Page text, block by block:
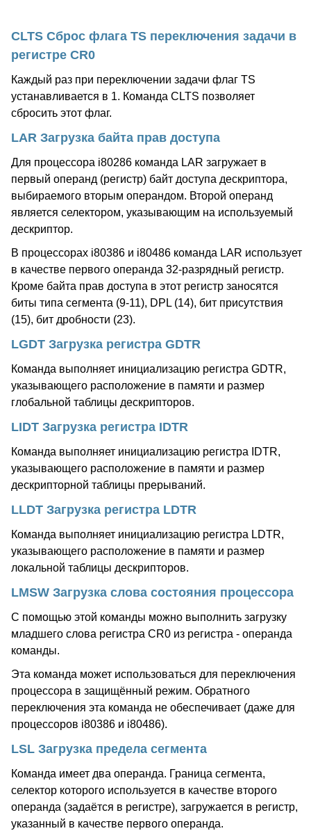
CLTS Сброс флага TS переключения задачи в
регистре CR0
Каждый раз при переключении задачи флаг TS
устанавливается в 1. Команда CLTS позволяет
сбросить этот флаг.
LAR Загрузка байта прав доступа
Для процессора i80286 команда LAR загружает в
первый операнд (регистр) байт доступа дескриптора,
выбираемого вторым операндом. Второй операнд
является селектором, указывающим на используемый
дескриптор.
В процессорах i80386 и i80486 команда LAR использует
в качестве первого операнда 32-разрядный регистр.
Кроме байта прав доступа в этот регистр заносятся
биты типа сегмента (9-11), DPL (14), бит присутствия
(15), бит дробности (23).
LGDT Загрузка регистра GDTR
Команда выполняет инициализацию регистра GDTR,
указывающего расположение в памяти и размер
глобальной таблицы дескрипторов.
LIDT Загрузка регистра IDTR
Команда выполняет инициализацию регистра IDTR,
указывающего расположение в памяти и размер
дескрипторной таблицы прерываний.
LLDT Загрузка регистра LDTR
Команда выполняет инициализацию регистра LDTR,
указывающего расположение в памяти и размер
локальной таблицы дескрипторов.
LMSW Загрузка слова состояния процессора
С помощью этой команды можно выполнить загрузку
младшего слова регистра CR0 из регистра - операнда
команды.
Эта команда может использоваться для переключения
процессора в защищённый режим. Обратного
переключения эта команда не обеспечивает (даже для
процессоров i80386 и i80486).
LSL Загрузка предела сегмента
Команда имеет два операнда. Граница сегмента,
селектор которого используется в качестве второго
операнда (задаётся в регистре), загружается в регистр,
указанный в качестве первого операнда.